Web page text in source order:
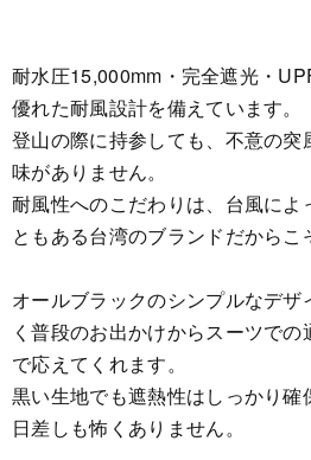
耐水圧15,000mm・完全遮光・
優れた耐風設計を備えています。
登山の際に持参しても、不意の
味がありません。
耐風性へのこだわりは、台風によ
ともある台湾のブランドだからこ
オールブラックのシンプルなデ
く普段のお出かけからスーツで
で応えてくれます。
黒い生地でも遮熱性はしっかり
日差しも怖くありません。